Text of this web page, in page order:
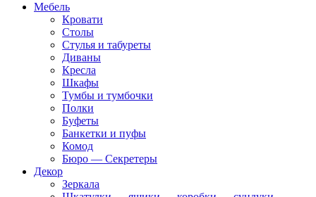
Мебель
Кровати
Столы
Стулья и табуреты
Диваны
Кресла
Шкафы
Тумбы и тумбочки
Полки
Буфеты
Банкетки и пуфы
Комод
Бюро — Секретеры
Декор
Зеркала